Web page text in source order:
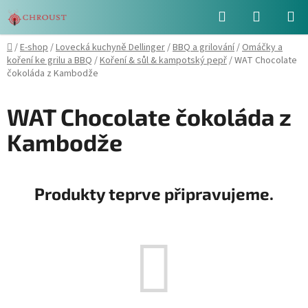
na
obsah
Hledat
KOŠÍK
Domů
/E-shop/Lovecká kuchyně Dellinger/BBQ a grilování/Omáčky a
koření ke grilu a BBQ /Koření & sůl & kampotský pepř/WAT Chocolate
čokoláda z Kambodže
WAT Chocolate čokoláda z
Kambodže
Produkty teprve připravujeme.